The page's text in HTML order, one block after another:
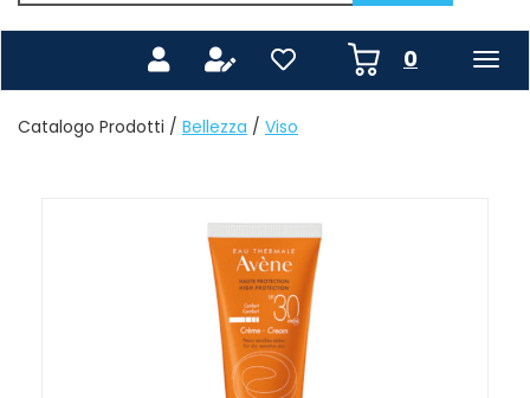
0prodotti
inseriti
Catalogo Prodotti / Bellezza / Viso